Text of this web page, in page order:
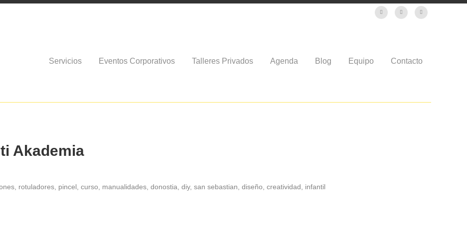
Servicios Eventos Corporativos Talleres Privados Agenda Blog Equipo Contacto
Akademia
rotuladores, pincel, curso, manualidades, donostia, diy, san sebastian, diseño, creatividad, infantil